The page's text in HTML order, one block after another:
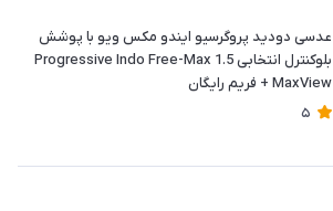
عدسی دودید پروگرسیو ایندو مکس ویو با پوشش
بلوکنترل انتخابی 1.5 Progressive Indo Free-Max
MaxView + فريم رايگان
5